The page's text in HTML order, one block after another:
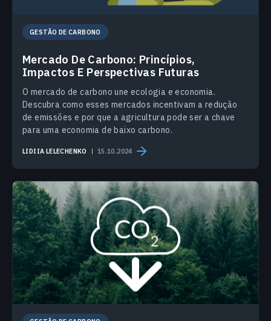
GESTÃO DE CARBONO
Mercado De Carbono: Princípios,
Impactos E Perspectivas Futuras
O mercado de carbono une ecologia e economia.
Descubra como esses mercados incentivam a redução
de emissões e por que a agricultura pode ser a chave
para uma economia de baixo carbono.
LIDIIA LELECHENKO 15.10.2024